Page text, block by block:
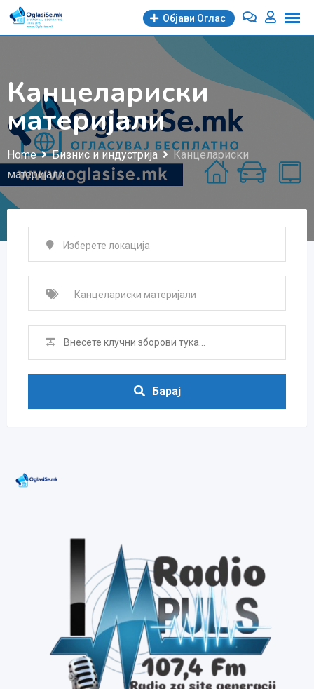
Skip
Објави Oглас
Канцелариски
материјали
Home Бизнис и индустрија
Канцелариски
материјали
Барај